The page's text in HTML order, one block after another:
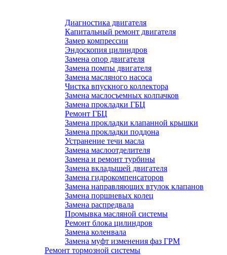
Диагностика двигателя
Капитальный ремонт двигателя
Замер компрессии
Эндоскопия цилиндров
Замена опор двигателя
Замена помпы двигателя
Замена масляного насоса
Чистка впускного коллектора
Замена маслосъемных колпачков
Замена прокладки ГБЦ
Ремонт ГБЦ
Замена прокладки клапанной крышки
Замена прокладки поддона
Устранение течи масла
Замена маслоотделителя
Замена и ремонт турбины
Замена вкладышей двигателя
Замена гидрокомпенсаторов
Замена направляющих втулок клапанов
Замена поршневых колец
Замена распредвала
Промывка масляной системы
Ремонт блока цилиндров
Замена коленвала
Замена муфт изменения фаз ГРМ
Ремонт тормозной системы